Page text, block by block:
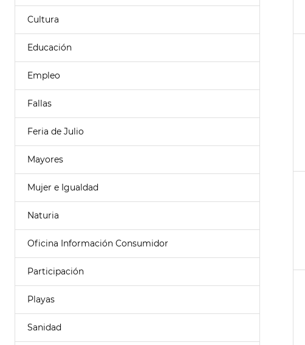
Cultura
Educación
Empleo
Fallas
Feria de Julio
Mayores
Mujer e Igualdad
Naturia
Oficina Información Consumidor
Participación
Playas
Sanidad